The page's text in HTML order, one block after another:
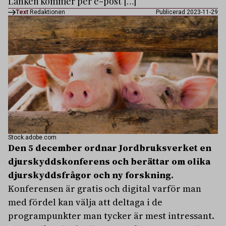
Text Redaktionen Publicerad 2023-11-29
Stock.adobe.com
Den 5 december ordnar Jordbruksverket en
djurskyddskonferens och berättar om olika
djurskyddsfrågor och ny forskning.
Konferensen är gratis och digital varför man
med fördel kan välja att deltaga i de
programpunkter man tycker är mest intressant.